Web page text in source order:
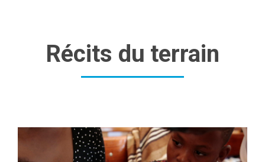
Récits du terrain